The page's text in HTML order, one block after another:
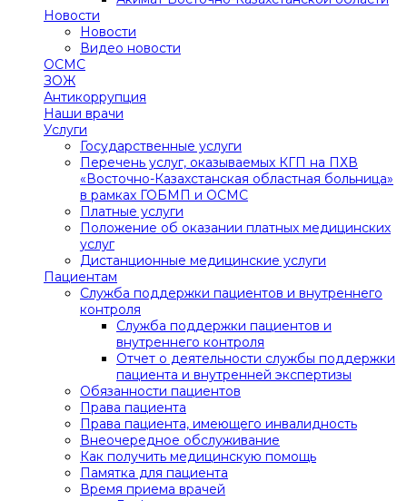
Новости
Новости
Видео новости
ОСМС
ЗОЖ
Антикоррупция
Наши врачи
Услуги
Государственные услуги
Перечень услуг, оказываемых КГП на ПХВ
«Восточно-Казахстанская областная больница»
в рамках ГОБМП и ОСМС
Платные услуги
Положение об оказании платных медицинских
услуг
Дистанционные медицинские услуги
Пациентам
Служба поддержки пациентов и внутреннего
контроля
Служба поддержки пациентов и
внутреннего контроля
Отчет о деятельности службы поддержки
пациента и внутренней экспертизы
Обязанности пациентов
Права пациента
Права пациента, имеющего инвалидность
Внеочередное обслуживание
Как получить медицинскую помощь
Памятка для пациента
Время приема врачей